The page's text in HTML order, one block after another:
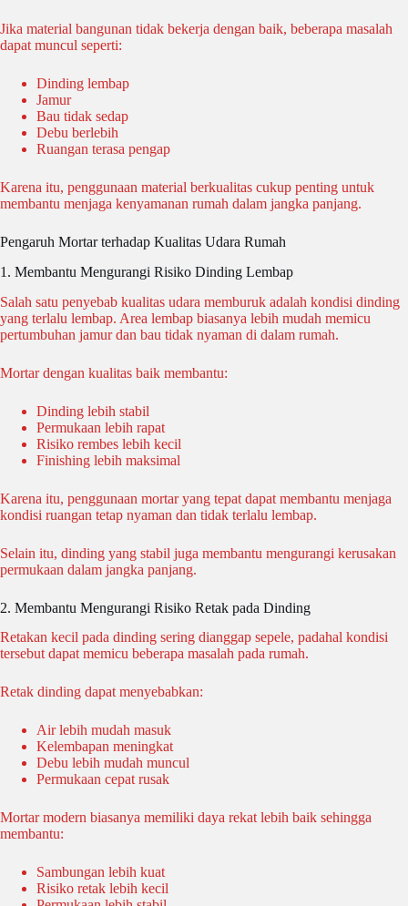
Jika material bangunan tidak bekerja dengan baik, beberapa masalah
dapat muncul seperti:
Dinding lembap
Jamur
Bau tidak sedap
Debu berlebih
Ruangan terasa pengap
Karena itu, penggunaan material berkualitas cukup penting untuk
membantu menjaga kenyamanan rumah dalam jangka panjang.
Pengaruh Mortar terhadap Kualitas Udara Rumah
1. Membantu Mengurangi Risiko Dinding Lembap
Salah satu penyebab kualitas udara memburuk adalah kondisi dinding
yang terlalu lembap. Area lembap biasanya lebih mudah memicu
pertumbuhan jamur dan bau tidak nyaman di dalam rumah.
Mortar dengan kualitas baik membantu:
Dinding lebih stabil
Permukaan lebih rapat
Risiko rembes lebih kecil
Finishing lebih maksimal
Karena itu, penggunaan mortar yang tepat dapat membantu menjaga
kondisi ruangan tetap nyaman dan tidak terlalu lembap.
Selain itu, dinding yang stabil juga membantu mengurangi kerusakan
permukaan dalam jangka panjang.
2. Membantu Mengurangi Risiko Retak pada Dinding
Retakan kecil pada dinding sering dianggap sepele, padahal kondisi
tersebut dapat memicu beberapa masalah pada rumah.
Retak dinding dapat menyebabkan:
Air lebih mudah masuk
Kelembapan meningkat
Debu lebih mudah muncul
Permukaan cepat rusak
Mortar modern biasanya memiliki daya rekat lebih baik sehingga
membantu:
Sambungan lebih kuat
Risiko retak lebih kecil